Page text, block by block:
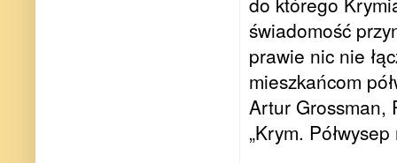
świadomość
prawie nic nie
mieszkańcom
Artur Grossman,
„Krym.